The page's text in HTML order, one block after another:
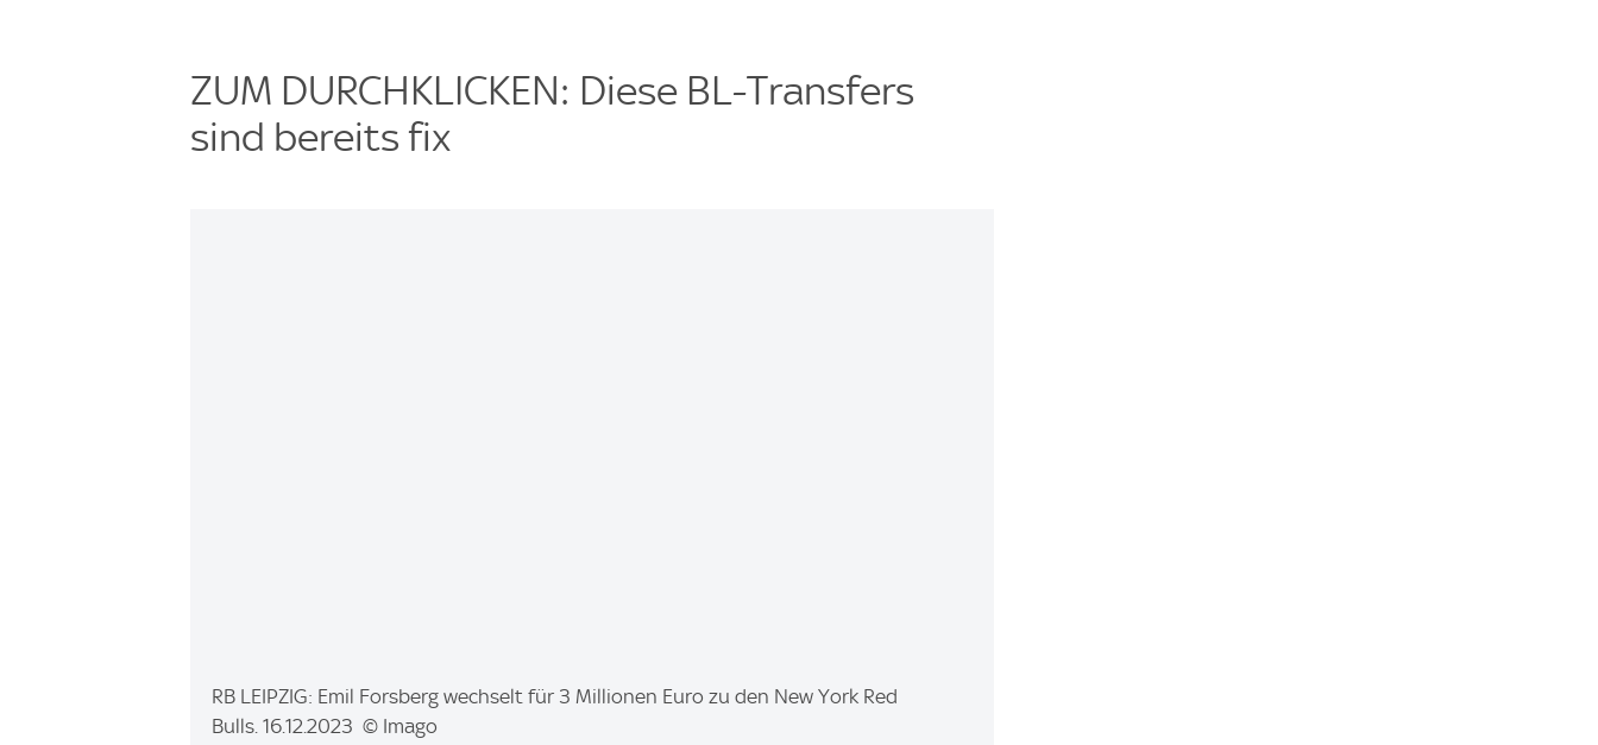
ZUM DURCHKLICKEN: Diese BL-Transfers
sind bereits fix
I
m
RB LEIPZIG: Emil Forsberg wechselt für 3 Millionen Euro zu den New York Red
Bulls. 16.12.2023 © Imago